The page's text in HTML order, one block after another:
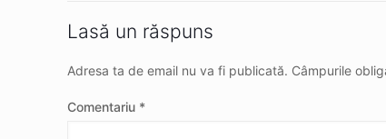
Lasă un răspuns
Adresa ta de email nu va fi publicată. Câmpurile
Comentariu *